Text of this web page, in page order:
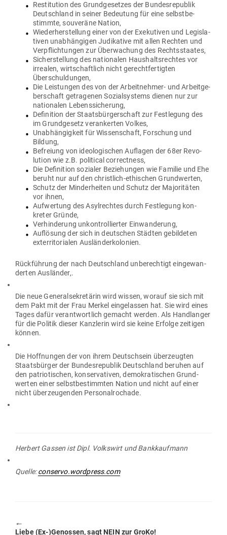
Resti­tution des Grund­ge­setzes der Bun­des­re­publik
Deutschland in seiner Bedeutung für eine selbst­be­
stimmte, sou­veräne Nation,
Wie­der­her­stellung einer von der Exe­ku­tiven und Legis­la­
tiven unab­hän­gigen Judi­kative mit allen Rechten und
Ver­pflich­tungen zur Über­wa­chung des Rechtsstaates,
Sicher­stellung des natio­nalen Haus­halts­rechtes vor
irrealen, wirt­schaftlich nicht gerecht­fer­tigten
Überschuldungen,
Die Leis­tungen des von der Arbeit­nehmer- und Arbeit­ge­
ber­schaft getra­genen Sozi­al­systems dienen nur zur
natio­nalen Lebenssicherung,
Defi­nition der Staats­bür­ger­schaft zur Fest­legung des
im Grund­gesetz ver­an­kerten Volkes,
Unab­hän­gigkeit für Wis­sen­schaft, For­schung und
Bildung,
Befreiung von ideo­lo­gi­schen Auf­lagen der 68er Revo­
lution wie z.B. poli­tical correctness,
Die Defi­nition sozialer Bezie­hungen wie Familie und Ehe
beruht nur auf den christlich-ethi­schen Grundwerten,
Schutz der Min­der­heiten und Schutz der Majo­ri­täten
vor ihnen,
Auf­wertung des Asyl­rechtes durch Fest­legung kon­
kreter Gründe,
Ver­hin­derung unkon­trol­lierter Einwanderung,
Auf­lösung der sich in deut­schen Städten gebil­deten
exter­ri­to­rialen Ausländerkolonien.
Rück­führung der nach Deutschland unbe­rechtigt ein­ge­wan­
derten Ausländer,.
Die neue Gene­ral­se­kre­tärin wird wissen, worauf sie sich mit
dem Pakt mit der Frau Merkel ein­ge­lassen hat. Sie wird eines
Tages dafür ver­ant­wortlich gemacht werden. Als Hand­langer
für die Politik dieser Kanz­lerin wird sie keine Erfolge zei­tigen
können.
Die Hoff­nungen der von ihrem Deutschsein über­zeugten
Staats­bürger der Bun­des­re­publik Deutschland beruhen auf
den patrio­ti­schen, kon­ser­va­tiven, demo­kra­ti­schen Grund­
werten einer selbst­be­stimmten Nation und nicht auf einer
nicht über­zeu­genden Personalrochade.
Herbert Gassen ist Dipl. Volkswirt und Bankkaufmann
Quelle:conservo.wordpress.com
🠔
Previous
Liebe (Ex-)Genossen, sagt NEIN zur GroKo!